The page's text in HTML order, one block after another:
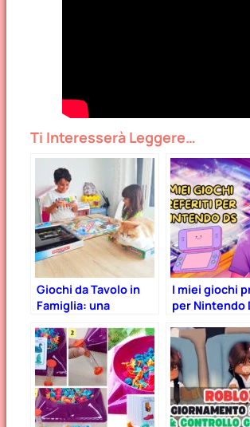
Ti Interesserà Leggere…
Giochi da Tavolo in
Famiglia: una
tramandare!
I miei giochi
per Nintendo